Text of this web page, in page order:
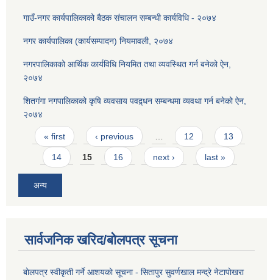
गाउँ-नगर कार्यपालिकाको बैठक संचालन सम्बन्धी कार्यविधि - २०७४
नगर कार्यपालिका (कार्यसम्पादन) नियमावली, २०७४
नगरपालिकाको आर्थिक कार्यविधि नियमित तथा व्यवस्थित गर्न बनेको ऐन,
२०७४
शितगंगा नगपालिकाको कृषि व्यवसाय पवद्र्धन सम्बन्धमा व्यवथा गर्न बनेको ऐन,
२०७४
Pages
« first ‹ previous 12 13
14 15 16 next › last »
अन्य
सार्वजनिक खरिद/बोलपत्र सूचना
बाेलपत्र स्वीकृती गर्ने आशयकाे सूचना - सितापुर सुवर्णखाल मन्द्रे नेटापाेखरा